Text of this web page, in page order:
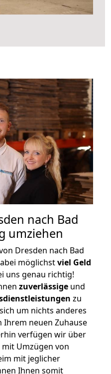
nach Bad
umziehen
Dresden nach Bad
möglichstviel Geld
uns genau richtig!
zuverlässige und
zu
um nichts anderes
Ihrem neuen Zuhause
verfügen wir über
Umzügen von
mit jeglicher
Ihnen somit